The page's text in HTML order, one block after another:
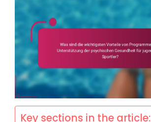
Key sections in the article: